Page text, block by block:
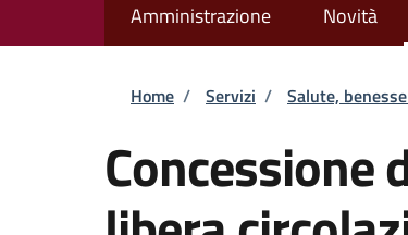
Amministrazione Novità
Briciole di
Home / Servizi / Salute,
Concessione